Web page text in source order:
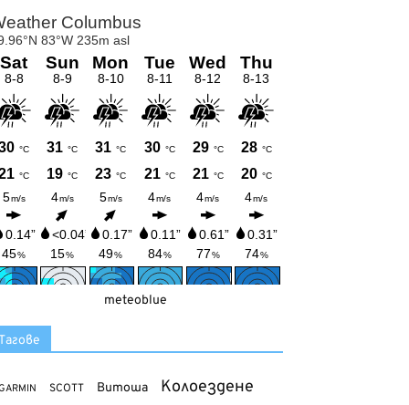
meteoblue
SCOTT Витоша Колоездене